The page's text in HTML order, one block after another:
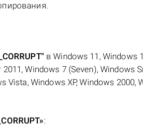
в Windows 11, Windows
Windows 7 (Seven), Windows
Vista, Windows XP, Windows 2000,
: